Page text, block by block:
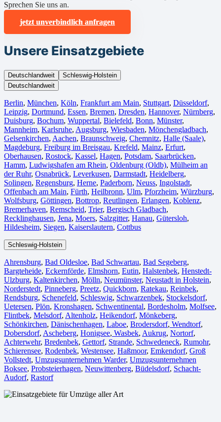
Sprechen Sie uns an.
jetzt unverbindlich anfragen
Unsere Einsatzgebiete
Deutschlandweit
Schleswig-Holstein
Deutschlandweit
Berlin⁠, München, Köln⁠, Frankfurt am Main, Stuttgart, Düsseldorf,
Leipzig, Dortmund, Essen, Bremen, Dresden, Hannover, Nürnberg,
Duisburg⁠, Bochum, Wuppertal⁠, Bielefeld⁠, Bonn⁠, Münster⁠,
Mannheim, Karlsruhe, Augsburg, Wiesbaden⁠, Mönchengladbach⁠,
Gelsenkirchen⁠, Aachen⁠, Braunschweig, Chemnitz⁠, Halle (Saale)⁠,
Magdeburg, Freiburg im Breisgau⁠, Krefeld⁠, Mainz⁠, Erfurt,
Oberhausen⁠, Rostock⁠, Kassel⁠, Hagen, Potsdam, Saarbrücken⁠,
Hamm, Ludwigshafen am Rhein⁠, Oldenburg (Oldb), Mülheim an
der Ruhr, Osnabrück⁠, Leverkusen, Darmstadt⁠, Heidelberg,
Solingen, Regensburg, Herne⁠, Paderborn, Neuss, Ingolstadt,
Offenbach am Main, Fürth⁠, Heilbronn, Ulm⁠, Pforzheim, Würzburg,
Wolfsburg⁠, Göttingen, Bottrop, Reutlingen, Erlangen⁠, Koblenz,
Bremerhaven⁠, Remscheid, Trier⁠, Bergisch Gladbach,
Recklinghausen, Jena⁠, Moers⁠, Salzgitter⁠, Hanau, Gütersloh,
Hildesheim⁠, Siegen⁠, Kaiserslautern⁠, Cottbus⁠
Schleswig-Holstein
Ahrensburg, Bad Oldesloe, Bad Schwartau, Bad Segeberg,
Bargteheide, Eckernförde, Elmshorn, Eutin, Halstenbek, Henstedt-
Ulzburg, Kaltenkirchen, Mölln, Neumünster, Neustadt in Holstein,
Norderstedt, Pinneberg, Preetz, Quickborn, Ratekau, Reinbek,
Rendsburg, Schenefeld, Schleswig, Schwarzenbek, Stockelsdorf,
Uetersen, Plön, Kronshagen, Schwentinental, Bordesholm, Molfsee,
Flintbek, Melsdorf, Altenholz, Heikendorf, Mönkeberg,
Schönkirchen, Dänischenhagen, Laboe, Brodersdorf, Wendtorf,
Dobersdorf, Ascheberg, Honigsee, Wasbek, Aukrug, Nortorf,
Achterwehr, Bredenbek, Gettorf, Strande, Schwedeneck, Rumohr,
Schierensee, Rodenbek, Westensee, Haßmoor, Emkendorf, Groß
Vollstedt, Umzugsunternehmen Warder, Umzugsunternehmen
Boksee, Probsteierhagen, Neuwittenberg, Büdelsdorf, Schacht-
Audorf, Rastorf